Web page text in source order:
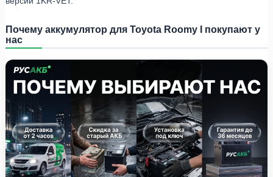
Почему аккумулятор для Toyota Roomy I покупают у
нас